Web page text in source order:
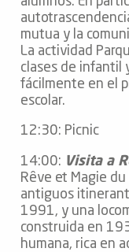
mutua y la
La actividad
clases de infantil
fácilmente en el
escolar.
12:30: Picnic
14:00: Visita a
Rêve et Magie
antiguos
1991, y una
construida en
humana, rica en